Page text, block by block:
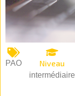
PAO Niveau
intermédiaire